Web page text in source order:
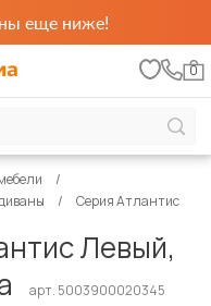
еще ниже!
0
Серия Атлантис
Левый,
арт. 5003900020345